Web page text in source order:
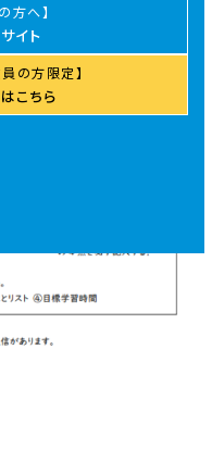
方へ
イト
の方限定
こちら